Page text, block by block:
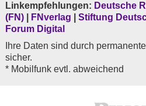
Linkempfehlungen: Deutsche
(FN)
FNverlag Stiftung
Forum Digital
Ihre Daten sind durch permanente
sicher.
* Mobilfunk evtl. abweichend